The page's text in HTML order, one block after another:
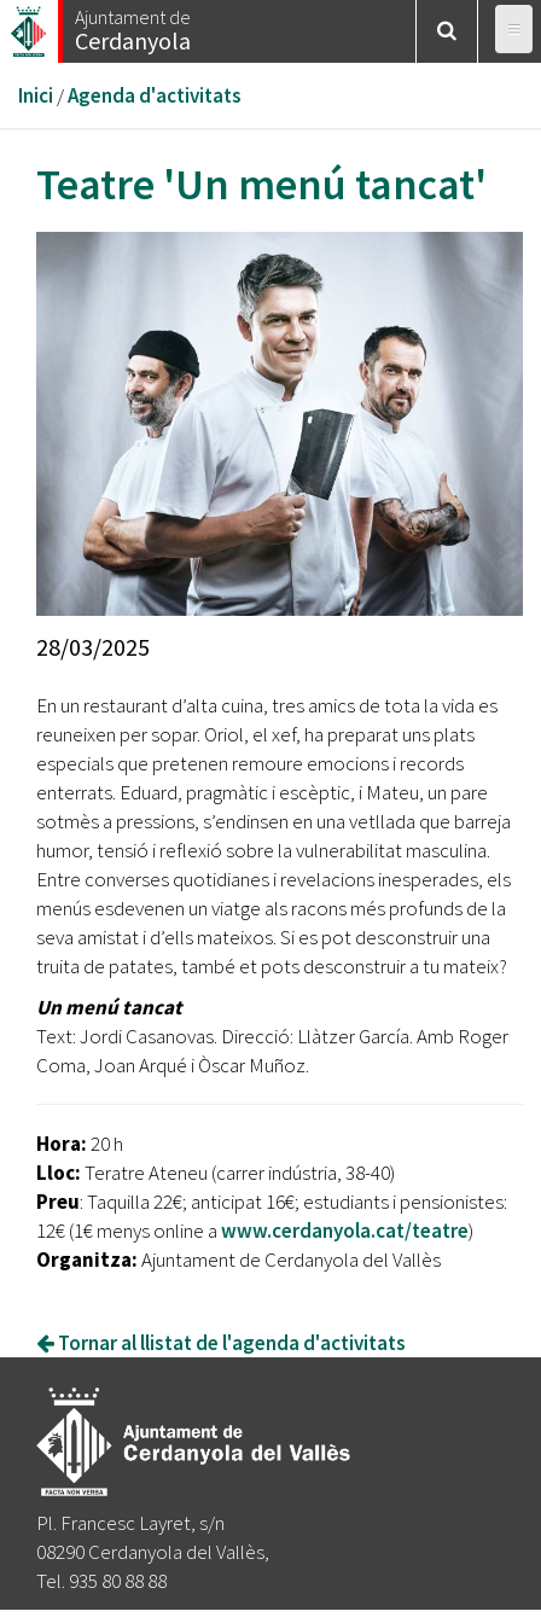
Vés
al
Ajuntament de
Cerdanyola
Esteu
aquí
Inici /Agenda d'activitats
Teatre 'Un menú tancat'
28/03/2025
En un restaurant d’alta cuina, tres amics de tota la vida es
reuneixen per sopar. Oriol, el xef, ha preparat uns plats
especials que pretenen remoure emocions i records
enterrats. Eduard, pragmàtic i escèptic, i Mateu, un pare
sotmès a pressions, s’endinsen en una vetllada que barreja
humor, tensió i reflexió sobre la vulnerabilitat masculina.
Entre converses quotidianes i revelacions inesperades, els
menús esdevenen un viatge als racons més profunds de la
seva amistat i d’ells mateixos. Si es pot desconstruir una
truita de patates, també et pots desconstruir a tu mateix?
Un menú tancat
Text: Jordi Casanovas. Direcció: Llàtzer García. Amb Roger
Coma, Joan Arqué i Òscar Muñoz.
Hora:20 h
Lloc:Teratre Ateneu (carrer indústria, 38-40)
Preu: Taquilla 22€; anticipat 16€; estudiants i pensionistes:
12€ (1€ menys online awww.cerdanyola.cat/teatre)
Organitza:Ajuntament de Cerdanyola del Vallès
Tornar al llistat de l'agenda d'activitats
Pl. Francesc Layret, s/n
08290 Cerdanyola del Vallès,
Tel. 935 80 88 88